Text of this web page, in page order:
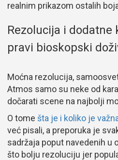
realnim prikazom ostalih
Rezolucija i
pravi bioskopski
Moćna rezolucija,
Atmos samo su neke od
dočarati scene na najbolji
O tome šta je i koliko je
već pisali, a preporuka je
sadržaja poput navedenih u
što bolju rezoluciju jer